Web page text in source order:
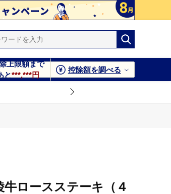
上限額まで
と***,***円
控除額を調べる
ロースステーキ（４